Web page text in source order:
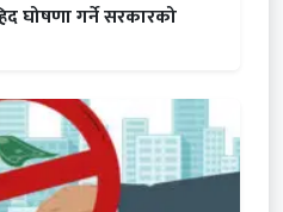
घोषणा गर्ने सरकारको